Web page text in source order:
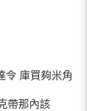
令 庫買夠米角
帶那內該